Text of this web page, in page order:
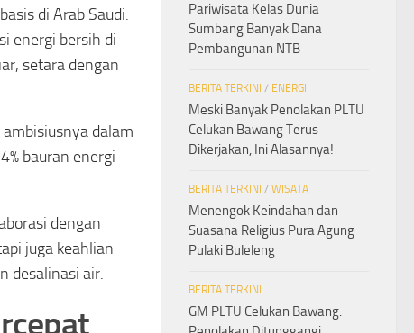
di Arab Saudi.
energi bersih di
setara dengan
dalam
bauran energi
dengan
juga keahlian
desalinasi air.
Pariwisata Kelas Dunia
Sumbang Banyak Dana
Pembangunan NTB
BERITA TERKINI / ENERGI
Meski Banyak Penolakan PLTU
Celukan Bawang Terus
Dikerjakan, Ini Alasannya!
BERITA TERKINI / WISATA
Menengok Keindahan dan
Suasana Religius Pura Agung
Pulaki Buleleng
BERITA TERKINI
GM PLTU Celukan Bawang: